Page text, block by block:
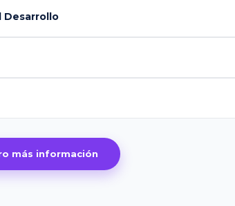
Desarrollo
más información